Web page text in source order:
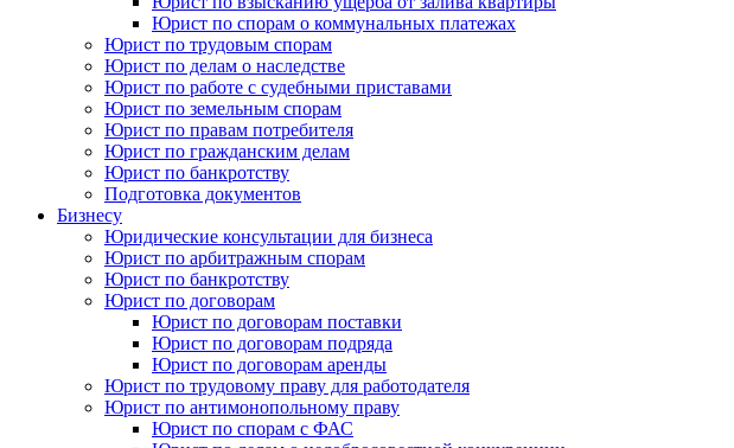
Юрист по спорам о коммунальных платежах
Юрист по трудовым спорам
Юрист по делам о наследстве
Юрист по работе с судебными приставами
Юрист по земельным спорам
Юрист по правам потребителя
Юрист по гражданским делам
Юрист по банкротству
Подготовка документов
Бизнесу
Юридические консультации для бизнеса
Юрист по арбитражным спорам
Юрист по банкротству
Юрист по договорам
Юрист по договорам поставки
Юрист по договорам подряда
Юрист по договорам аренды
Юрист по трудовому праву для работодателя
Юрист по антимонопольному праву
Юрист по спорам с ФАС